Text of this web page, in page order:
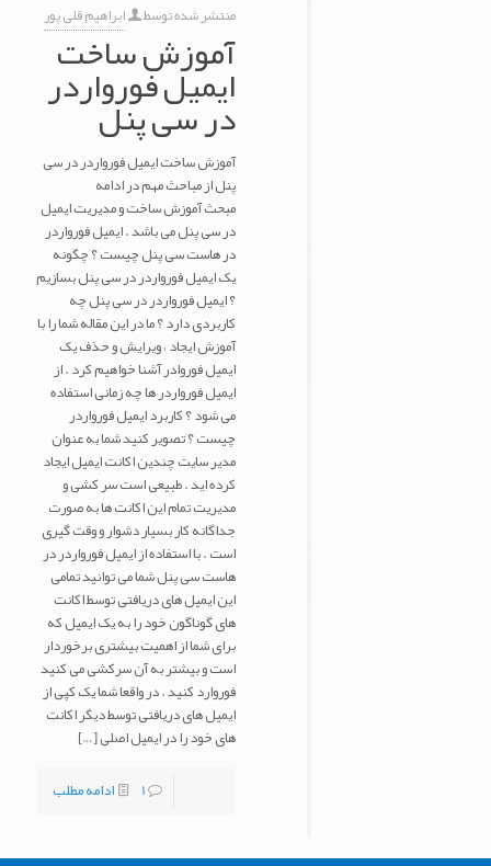
منتشر شده توسط ابراهیم قلی پور
آموزش ساخت
ایمیل فورواردر
در سی پنل
آموزش ساخت ایمیل فورواردر در سی
پنل از مباحث مهم در ادامه
مبحث آموزش ساخت و مدیریت ایمیل
در سی پنل می باشد . ایمیل فورواردر
در هاست سی پنل چیست ؟ چگونه
یک ایمیل فورواردر در سی پنل بسازیم
؟ ایمیل فورواردر در سی پنل چه
کاربردی دارد ؟ ما در این مقاله شما را با
آموزش ایجاد ، ویرایش و حذف یک
ایمیل فوروادر آشنا خواهیم کرد . از
ایمیل فورواردر ها چه زمانی استفاده
می شود ؟ کاربرد ایمیل فورواردر
چیست ؟ تصویر کنید شما به عنوان
مدیر سایت چندین اکانت ایمیل ایجاد
کرده اید . طبیعی است سر کشی و
مدیریت تمام این اکانت ها به صورت
جداگانه کار بسیار دشوار و وقت گیری
است . با استفاده از ایمیل فورواردر در
هاست سی پنل شما می توانید تمامی
این ایمیل های دریافتی توسط اکانت
های گوناگون خود را به یک ایمیل که
برای شما از اهمیت بیشتری برخوردار
است و بیشتر به آن سرکشی می کنید
فوروارد کنید . در واقعا شما یک کپی از
ایمیل های دریافتی توسط دیگر اکانت
های خود را در ایمیل اصلی[…]
1
ادامه مطلب